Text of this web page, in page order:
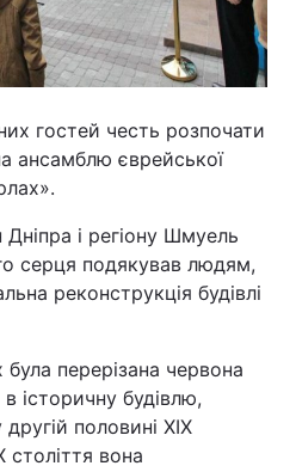
Думки
Вакансії
Фотобанк
Пресцентр
гостей честь розпочати
ансамблю єврейської
і регіону Шмуель
серця подякував людям,
реконструкція будівлі
перерізана червона
історичну будівлю,
половині ХІХ
століття вона